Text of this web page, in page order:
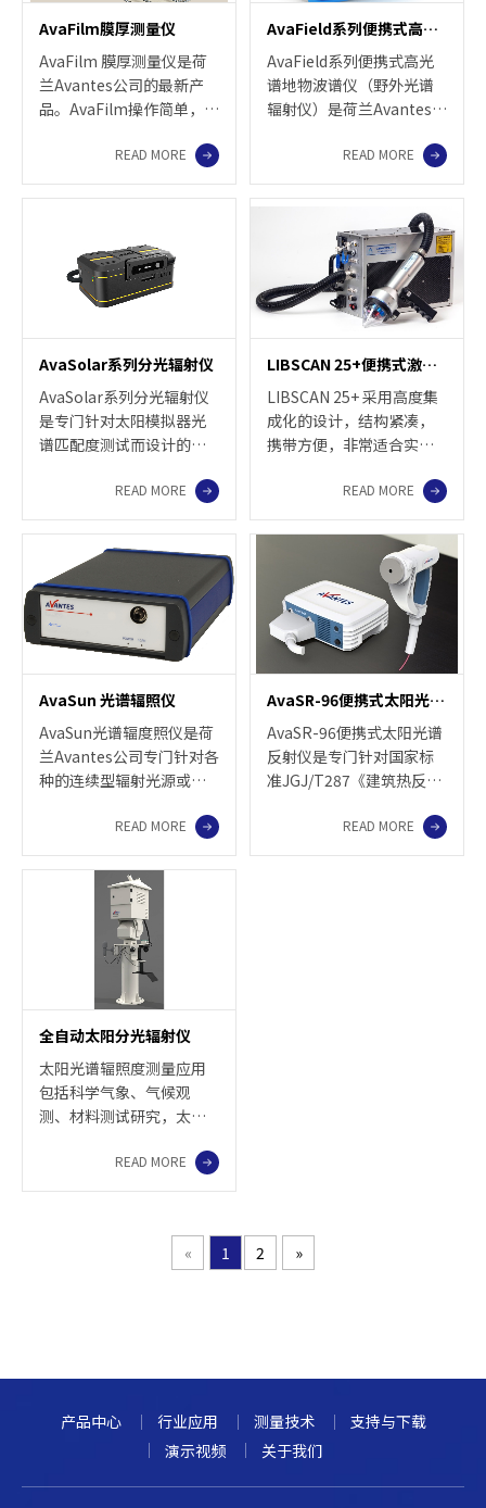
AvaFilm膜厚测量仪
AvaFilm 膜厚测量仪是荷
兰Avantes公司的最新产
品。AvaFilm操作简单，使
脑，设备就可以在数秒内
得到测量结果。AvaFilm可
以针对不同类型样品选配2
于各种类型的样品。
AvaFilm支持定制，可以跟
据客户的需求进行匹配。
READ MORE
AvaField系列便携式高光谱地物波谱仪
AvaField系列便携式高光
谱地物波谱仪（野外光谱
辐射仪）是荷兰Avantes公
感测量，农作物监测，森
林研究到海洋学研究，矿
物勘探等各领域应用。
AvaField系列地物波谱仪
具有性价比高，测量快
速、准确、操作简单、携
带方便等特点，配有功能
丰富的软件包，除了反射
作辐射度学、光度学测
量。
READ MORE
AvaSolar系列分光辐射仪
AvaSolar系列分光辐射仪
是专门针对太阳模拟器光
谱匹配度测试而设计的，
型（单次频闪或高频短脉
宽）太阳模拟器的光谱特
性。
READ MORE
LIBSCAN 25+便携式激光诱导击穿光谱系统
LIBSCAN 25+ 采用高度集
成化的设计，结构紧凑，
携带方便，非常适合实验
电池，一次充电可持续工
作4小时，同时也可以交流
供电连续工作。它可以内
置多达6通道光谱仪，光谱
范围可达185-900nm。
LIBSCAN 25+可以选配成
像相机，可以对样品进行
录影和拍静态照片。
READ MORE
AvaSun 光谱辐照仪
AvaSun光谱辐度照仪是荷
兰Avantes公司专门针对各
种的连续型辐射光源或脉
测量，此款光谱辐照度仪
在紫外区（200-350 nm）
和近红外区（800-
1100nm）具有较高量子
效率，同时具有高信噪比
和大动态范围，可以实现
精度和稳定性并重的辐射
光谱强度测量，采用了
术，保证响应一致性将近
100%。
READ MORE
AvaSR-96便携式太阳光谱反射仪
AvaSR-96便携式太阳光谱
反射仪是专门针对国家标
准JGJ/T287《建筑热反射
的产品，波长范围350-
2500 nm，主要用于建筑
READ MORE
全自动太阳分光辐射仪
太阳光谱辐照度测量应用
包括科学气象、气候观
测、材料测试研究，太阳
再生能源的评价等。
READ MORE
« 1 2 »
产品中心 行业应用 测量技术
支持与下载
演示视频
关于我们